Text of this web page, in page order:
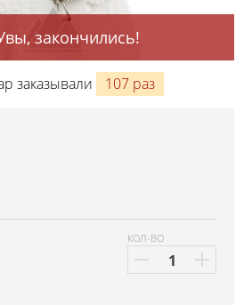
закончились!
заказывали 107 раз
КОЛ-ВО